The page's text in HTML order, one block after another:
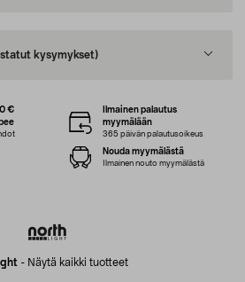
kysymykset)
- Näytä kaikki tuotteet
€
Ilmainen palautus
myymälään
365 päivän palautusoikeus
Nouda myymälästä
Ilmainen nouto myymälästä